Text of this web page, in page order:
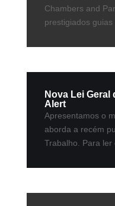
Chambers and
prestigiados guias
Nova Lei Geral
Alert
Apresentamos o
aborda a recém
Trabalho. Para ler